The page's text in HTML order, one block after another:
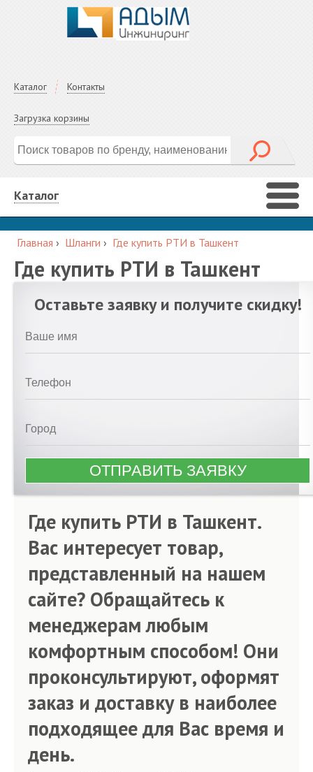
Каталог Контакты
Загрузка корзины
Каталог
Главная › Шланги › Где купить РТИ в Ташкент
Где купить РТИ в Ташкент
Оставьте заявку и получите скидку!
Где купить РТИ в Ташкент.
Вас интересует товар,
представленный на нашем
сайте? Обращайтесь к
менеджерам любым
комфортным способом! Они
проконсультируют, оформят
заказ и доставку в наиболее
подходящее для Вас время и
день.